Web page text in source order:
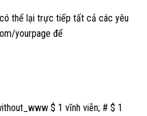
thể lại trực tiếp tất cả các yêu
yourpage để
$ 1 vĩnh viễn; # $ 1